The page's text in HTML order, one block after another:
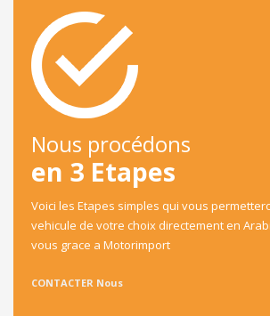
Nous procédons
en 3 Etapes
Voici les Etapes simples qui vous
vehicule de votre choix directement en
vous grace a Motorimport
CONTACTER Nous